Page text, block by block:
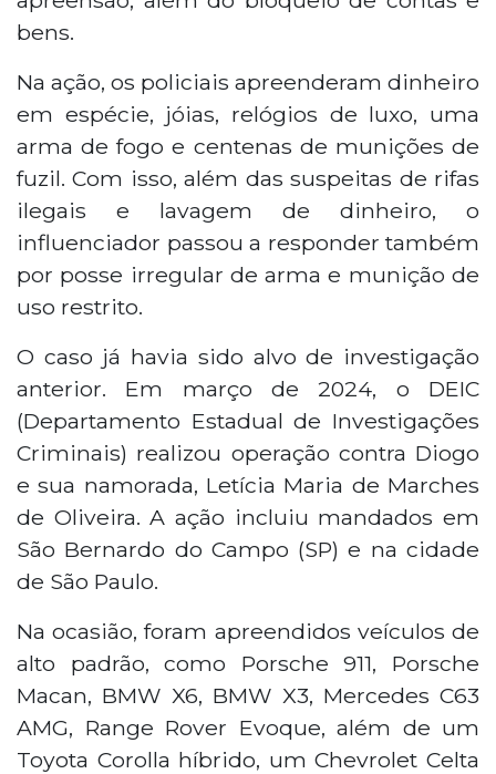
bens.
Na ação, os policiais apreenderam dinheiro
em espécie, jóias, relógios de luxo, uma
arma de fogo e centenas de munições de
fuzil. Com isso, além das suspeitas de rifas
ilegais e lavagem de dinheiro, o
influenciador passou a responder também
por posse irregular de arma e munição de
uso restrito.
O caso já havia sido alvo de investigação
anterior. Em março de 2024, o DEIC
(Departamento Estadual de Investigações
Criminais) realizou operação contra Diogo
e sua namorada, Letícia Maria de Marches
de Oliveira. A ação incluiu mandados em
São Bernardo do Campo (SP) e na cidade
de São Paulo.
Na ocasião, foram apreendidos veículos de
alto padrão, como Porsche 911, Porsche
Macan, BMW X6, BMW X3, Mercedes C63
AMG, Range Rover Evoque, além de um
Toyota Corolla híbrido, um Chevrolet Celta